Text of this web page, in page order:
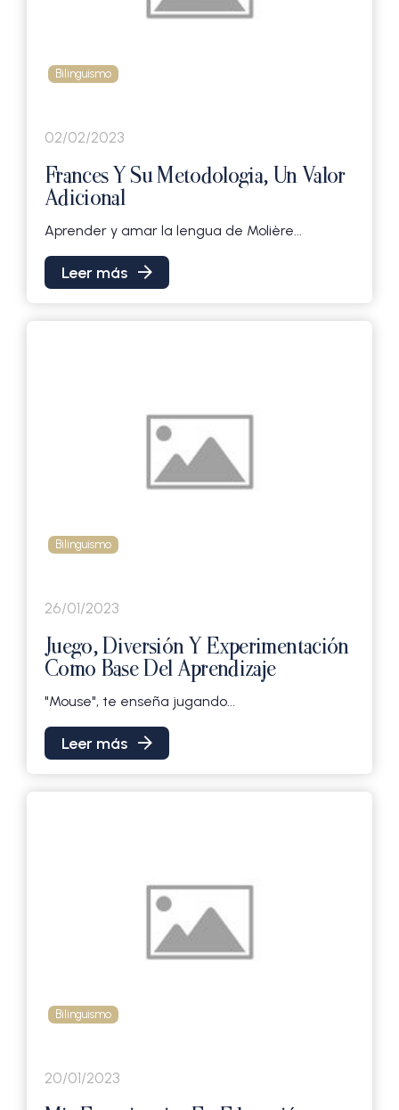
Bilinguismo
02/02/2023
Frances Y Su Metodologia, Un Valor
Adicional
Aprender y amar la lengua de Molière...
Leer más
Bilinguismo
26/01/2023
Juego, Diversión Y Experimentación
Como Base Del Aprendizaje
"Mouse", te enseña jugando...
Leer más
Bilinguismo
20/01/2023